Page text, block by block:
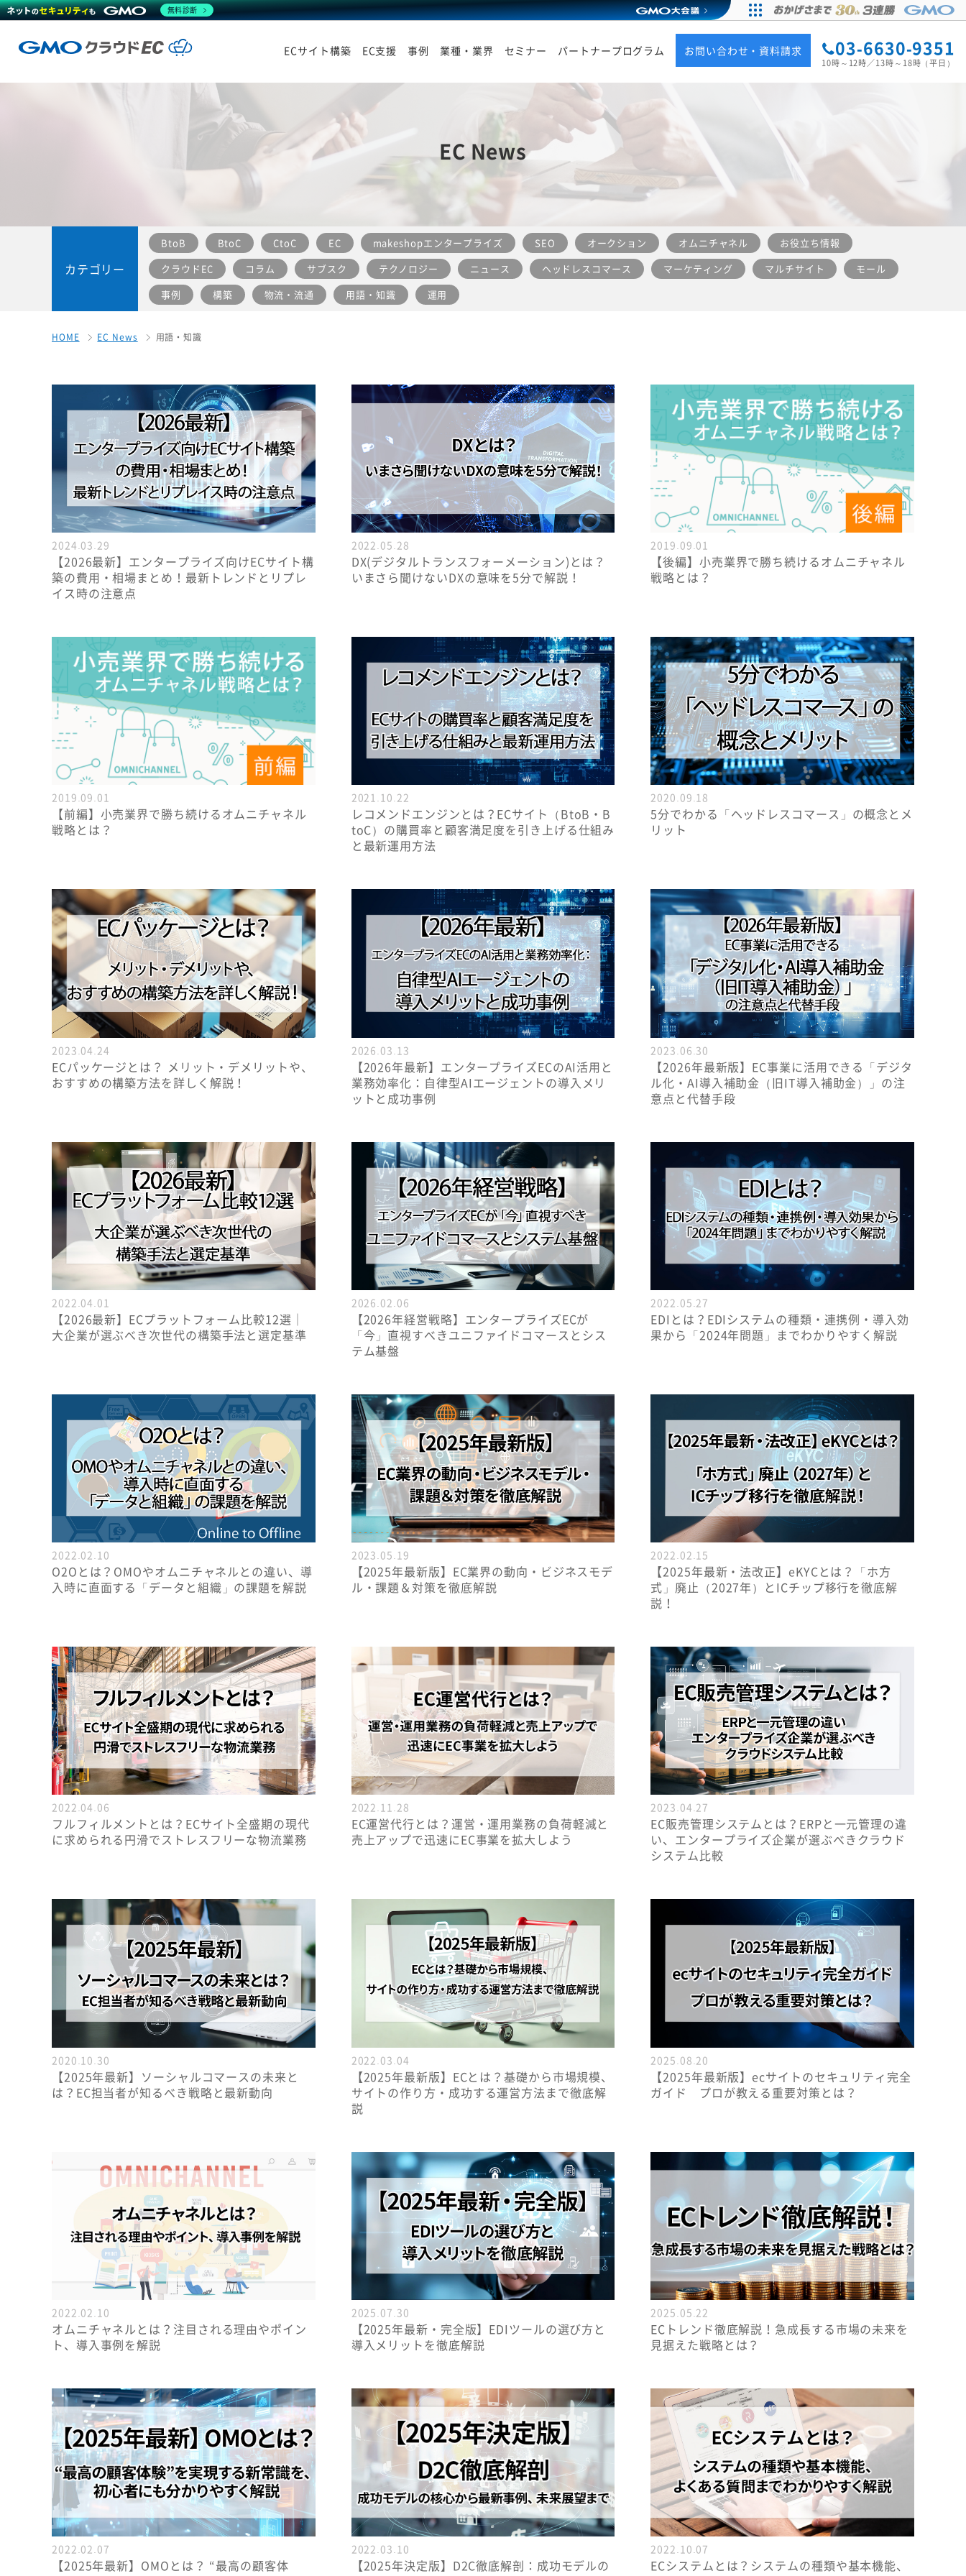
ECサイト構築 EC支援 事例 業種・業界 セミナー パートナープログラム お問い合わせ・資料請求 03-6630-9351
10時～12時／13時～18時（平日）
EC News
カテゴリー
BtoB BtoC CtoC EC makeshopエンタープライズ SEO オークション オムニチャネル
お役立ち情報
クラウドEC
コラム サブスク テクノロジー ニュース ヘッドレスコマース マーケティング マルチサイト
モール
事例
構築 物流・流通 用語・知識 運用
HOME EC News 用語・知識
2024.03.29
【2026最新】エンタープライズ向けECサイト構
築の費用・相場まとめ！最新トレンドとリプレ
イス時の注意点
2022.05.28
DX(デジタルトランスフォーメーション)とは？
いまさら聞けないDXの意味を5分で解説！
2019.09.01
【後編】小売業界で勝ち続けるオムニチャネル
戦略とは？
2019.09.01
【前編】小売業界で勝ち続けるオムニチャネル
戦略とは？
2021.10.22
レコメンドエンジンとは？ECサイト（BtoB・B
toC）の購買率と顧客満足度を引き上げる仕組み
と最新運用方法
2020.09.18
5分でわかる「ヘッドレスコマース」の概念とメ
リット
2023.04.24
ECパッケージとは？ メリット・デメリットや、
おすすめの構築方法を詳しく解説！
2026.03.13
【2026年最新】エンタープライズECのAI活用と
業務効率化：自律型AIエージェントの導入メリ
ットと成功事例
2023.06.30
【2026年最新版】EC事業に活用できる「デジタ
ル化・AI導入補助金（旧IT導入補助金）」の注
意点と代替手段
2022.04.01
【2026最新】ECプラットフォーム比較12選｜
大企業が選ぶべき次世代の構築手法と選定基準
2026.02.06
【2026年経営戦略】エンタープライズECが
「今」直視すべきユニファイドコマースとシス
テム基盤
2022.05.27
EDIとは？EDIシステムの種類・連携例・導入効
果から「2024年問題」までわかりやすく解説
2022.02.10
O2Oとは？OMOやオムニチャネルとの違い、導
入時に直面する「データと組織」の課題を解説
2023.05.19
【2025年最新版】EC業界の動向・ビジネスモデ
ル・課題＆対策を徹底解説
2022.02.15
【2025年最新・法改正】eKYCとは？「ホ方
式」廃止（2027年）とICチップ移行を徹底解
説！
2022.04.06
フルフィルメントとは？ECサイト全盛期の現代
に求められる円滑でストレスフリーな物流業務
2022.11.28
EC運営代行とは？運営・運用業務の負荷軽減と
売上アップで迅速にEC事業を拡大しよう
2023.04.27
EC販売管理システムとは？ERPと一元管理の違
い、エンタープライズ企業が選ぶべきクラウド
システム比較
2020.10.30
【2025年最新】ソーシャルコマースの未来と
は？EC担当者が知るべき戦略と最新動向
2022.03.04
【2025年最新版】ECとは？基礎から市場規模、
サイトの作り方・成功する運営方法まで徹底解
説
2025.08.20
【2025年最新版】ecサイトのセキュリティ完全
ガイド プロが教える重要対策とは？
2022.02.10
オムニチャネルとは？注目される理由やポイン
ト、導入事例を解説
2025.07.30
【2025年最新・完全版】EDIツールの選び方と
導入メリットを徹底解説
2025.05.22
ECトレンド徹底解説！急成長する市場の未来を
見据えた戦略とは？
2022.02.07
【2025年最新】OMOとは？ “最高の顧客体
2022.03.10
【2025年決定版】D2C徹底解剖：成功モデルの
2022.10.07
ECシステムとは？システムの種類や基本機能、
無料診断